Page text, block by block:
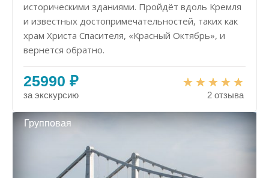
историческими зданиями. Пройдёт вдоль Кремля
и известных достопримечательностей, таких как
храм Христа Спасителя, «Красный Октябрь», и
вернется обратно.
25990 ₽
за экскурсию 2 отзыва
Групповая